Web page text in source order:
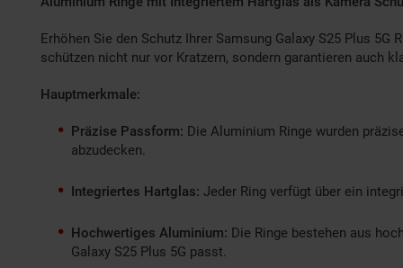
Erhöhen Sie den Schutz Ihrer Samsung Galaxy S25 Plus
schützen nicht nur vor Kratzern, sondern garantieren auch
Hauptmerkmale:
Präzise Passform: Die Aluminium Ringe wurden
abzudecken.
Integriertes Hartglas: Jeder Ring verfügt über ein
Hochwertiges Aluminium: Die Ringe bestehen aus
Galaxy S25 Plus 5G passt.